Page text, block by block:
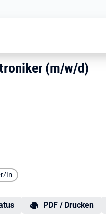
Schlosser /
(m/
(m/w/d)
in
PDF / Drucken